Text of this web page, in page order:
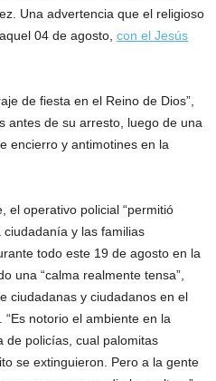
Una advertencia que el religioso
04 de agosto, con el Jesús
de fiesta en el Reino de Dios”,
antes de su arresto, luego de una
encierro y antimotines en la
el operativo policial “permitió
y las familias
todo este 19 de agosto en la
una “calma realmente tensa”,
ciudadanas y ciudadanos en el
notorio el ambiente en la
de policías, cual palomitas
se extinguieron. Pero a la gente